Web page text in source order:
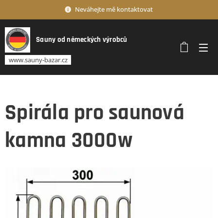
Neváhejte mě kontaktovat
Sauny od německých výrobců
www.sauny-bazar.cz
Spirála pro saunová
kamna 3000w